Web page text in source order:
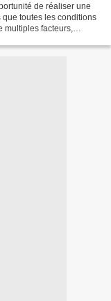
de réaliser une
que toutes les conditions
facteurs,